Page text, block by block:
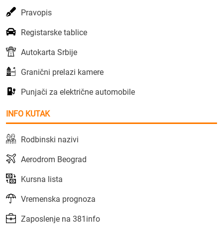
Pravopis
Registarske tablice
Autokarta Srbije
Granični prelazi kamere
Punjači za električne automobile
INFO KUTAK
Rodbinski nazivi
Aerodrom Beograd
Kursna lista
Vremenska prognoza
Zaposlenje na 381info